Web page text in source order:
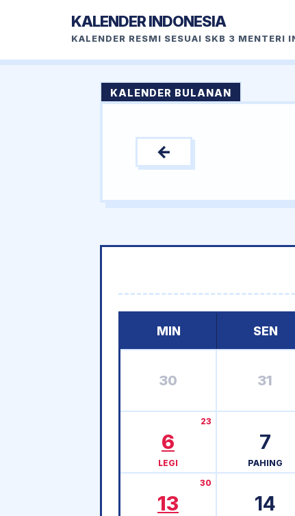
KALENDER INDONESIA
KALENDER RESMI SESUAI SKB 3 MENTERI
KALENDER BULANAN
←
MIN SEN
30 31
6
23
LEGI
7
PAHING
13
30
14